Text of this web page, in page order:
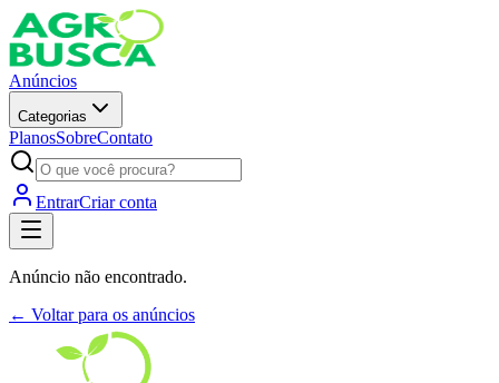
Anúncios
Categorias
PlanosSobreContato
EntrarCriar conta
Anúncio não encontrado.
← Voltar para os anúncios